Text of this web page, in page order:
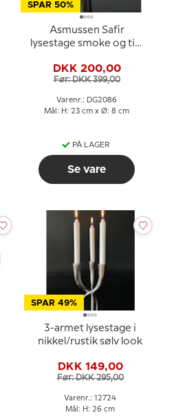
SPAR 50%
Asmussen Safir
lysestage smoke og tin,
DKK 200,00
Før: DKK 399,00
Varenr.: DG2086
Mål: H: 23 cm x Ø: 8 cm
PÅ LAGER
Se vare
SPAR 49%
3-armet lysestage i
nikkel/rustik sølv look
DKK 149,00
Før: DKK 295,00
Varenr.: 12724
Mål: H: 26 cm